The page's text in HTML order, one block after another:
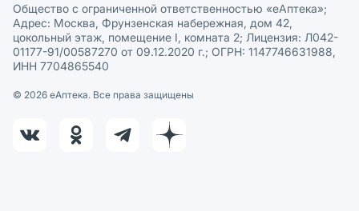
Общество с ограниченной ответственностью «еАптека»;
Адрес: Москва, Фрунзенская набережная, дом 42,
цокольный этаж, помещение I, комната 2; Лицензия: Л042-
01177-91/00587270 от 09.12.2020 г.; ОГРН: 1147746631988,
ИНН 7704865540
© 2026 eАптека. Все права защищены